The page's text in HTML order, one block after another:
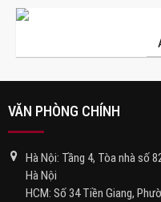
VĂN PHÒNG CHÍNH
Hà Nội: Tầng 4, Tòa nhà số
Hà Nội
HCM: Số 34 Tiền Giang,